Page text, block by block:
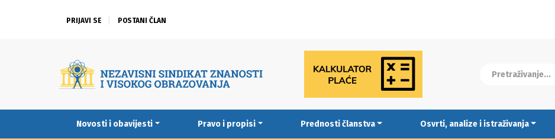
PRIJAVI SE POSTANI ČLAN
Novosti i obavijesti Pravo i propisi Prednosti članstva Osvrti, analize i istraživanja